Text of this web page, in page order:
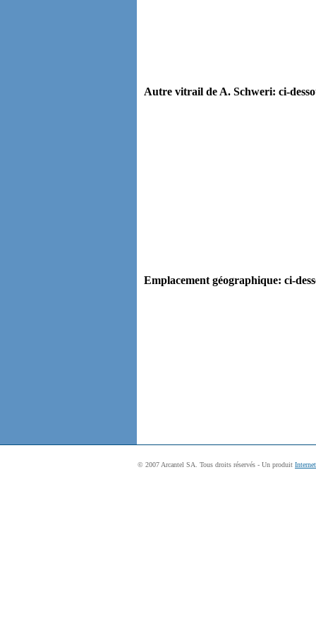
Autre vitrail de A. Schweri: ci-
Emplacement géographique: ci-
© 2007 Arcantel SA. Tous droits réservés - Un produit